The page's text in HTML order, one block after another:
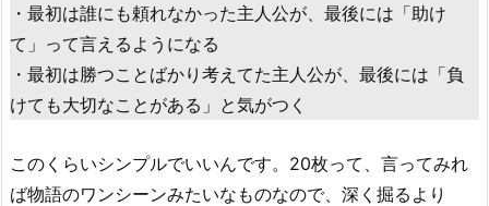
・最初は誰にも頼れなかった主人公が、最後には「助け
て」って言えるようになる
・最初は勝つことばかり考えてた主人公が、最後には「負
けても大切なことがある」と気がつく
このくらいシンプルでいいんです。20枚って、言ってみれ
ば物語のワンシーンみたいなものなので、深く掘るより